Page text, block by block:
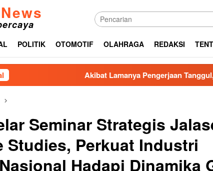
POLITIK OTOMOTIF OLAHRAGA REDAKSI
Akibat Lamanya Pengerjaan Tanggul,Penahan
Seminar Strategis
Studies, Perkuat Industri
Hadapi Dinamika